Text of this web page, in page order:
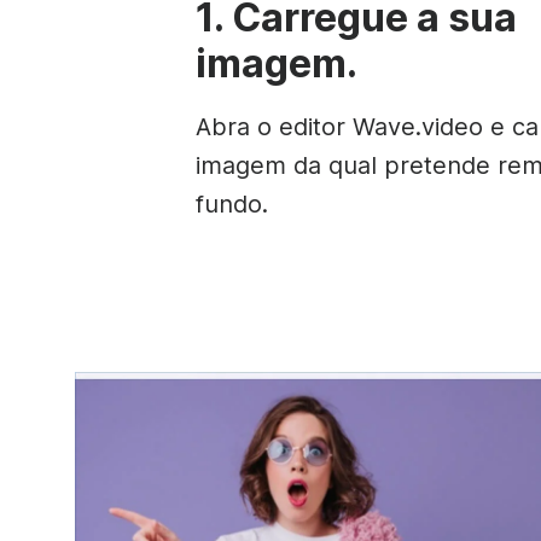
1. Carregue a sua
imagem.
Abra o editor Wave.video e
imagem da qual pretende
fundo.